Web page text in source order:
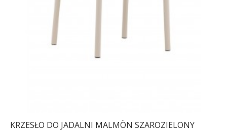
KRZESŁO DO JADALNI MALMÖN SZAROZIELONY